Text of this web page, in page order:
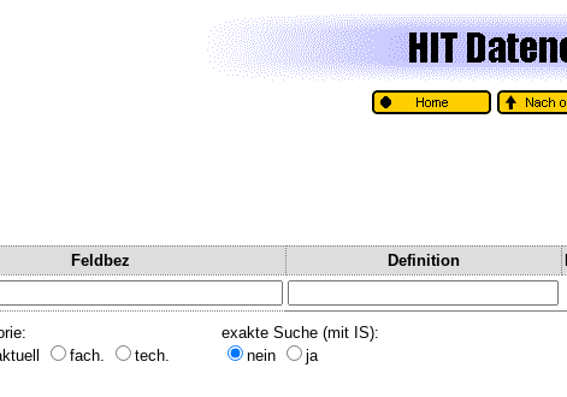
Feldbez Definition
fach. tech.
exakte Suche (mit IS):
nein
ja